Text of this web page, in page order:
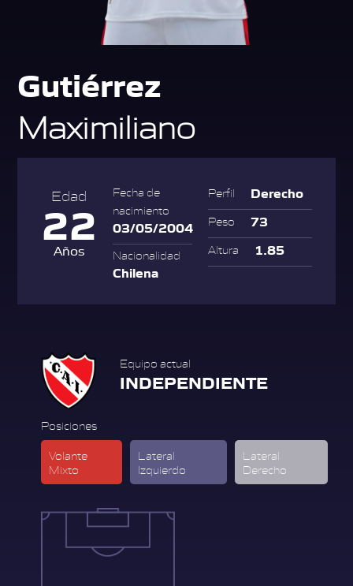
Gutiérrez
Maximiliano
Edad
22
Años
Fecha de
nacimiento
03/05/2004
Nacionalidad
Chilena
Perfil Derecho
Peso 73
Altura 1.85
Equipo actual
INDEPENDIENTE
Posiciones
Volante
Mixto
Lateral
Izquierdo
Lateral
Derecho